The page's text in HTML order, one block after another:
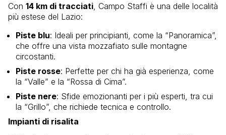
Con 14 km di tracciati , Campo Staffi è una delle località
più estese del Lazio:
Piste blu: Ideali per principianti, come la “Panoramica”,
che offre una vista mozzafiato sulle montagne
circostanti.
Piste rosse: Perfette per chi ha già esperienza, come
la “Valle” e la “Rossa di Cima”.
Piste nere: Sfide emozionanti per i più esperti, tra cui
la “Grillo”, che richiede tecnica e controllo.
Impianti di risalita